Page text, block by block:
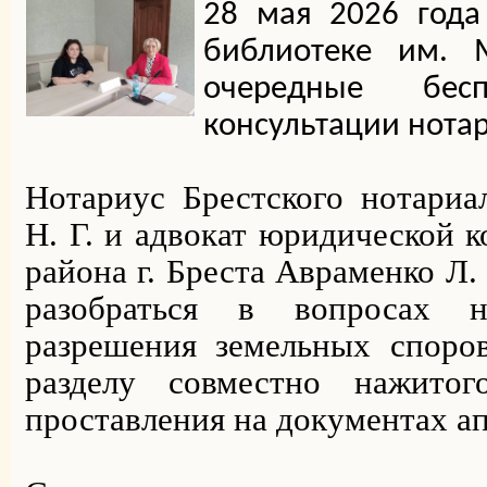
28 мая 2026 года
библиотеке им.
очередные
консультации
Нотариус Брестского
Н. Г. и адвокат юридической
района г. Бреста Авраменко
разобраться в вопросах
разрешения земельных
разделу совместно
проставления на документах